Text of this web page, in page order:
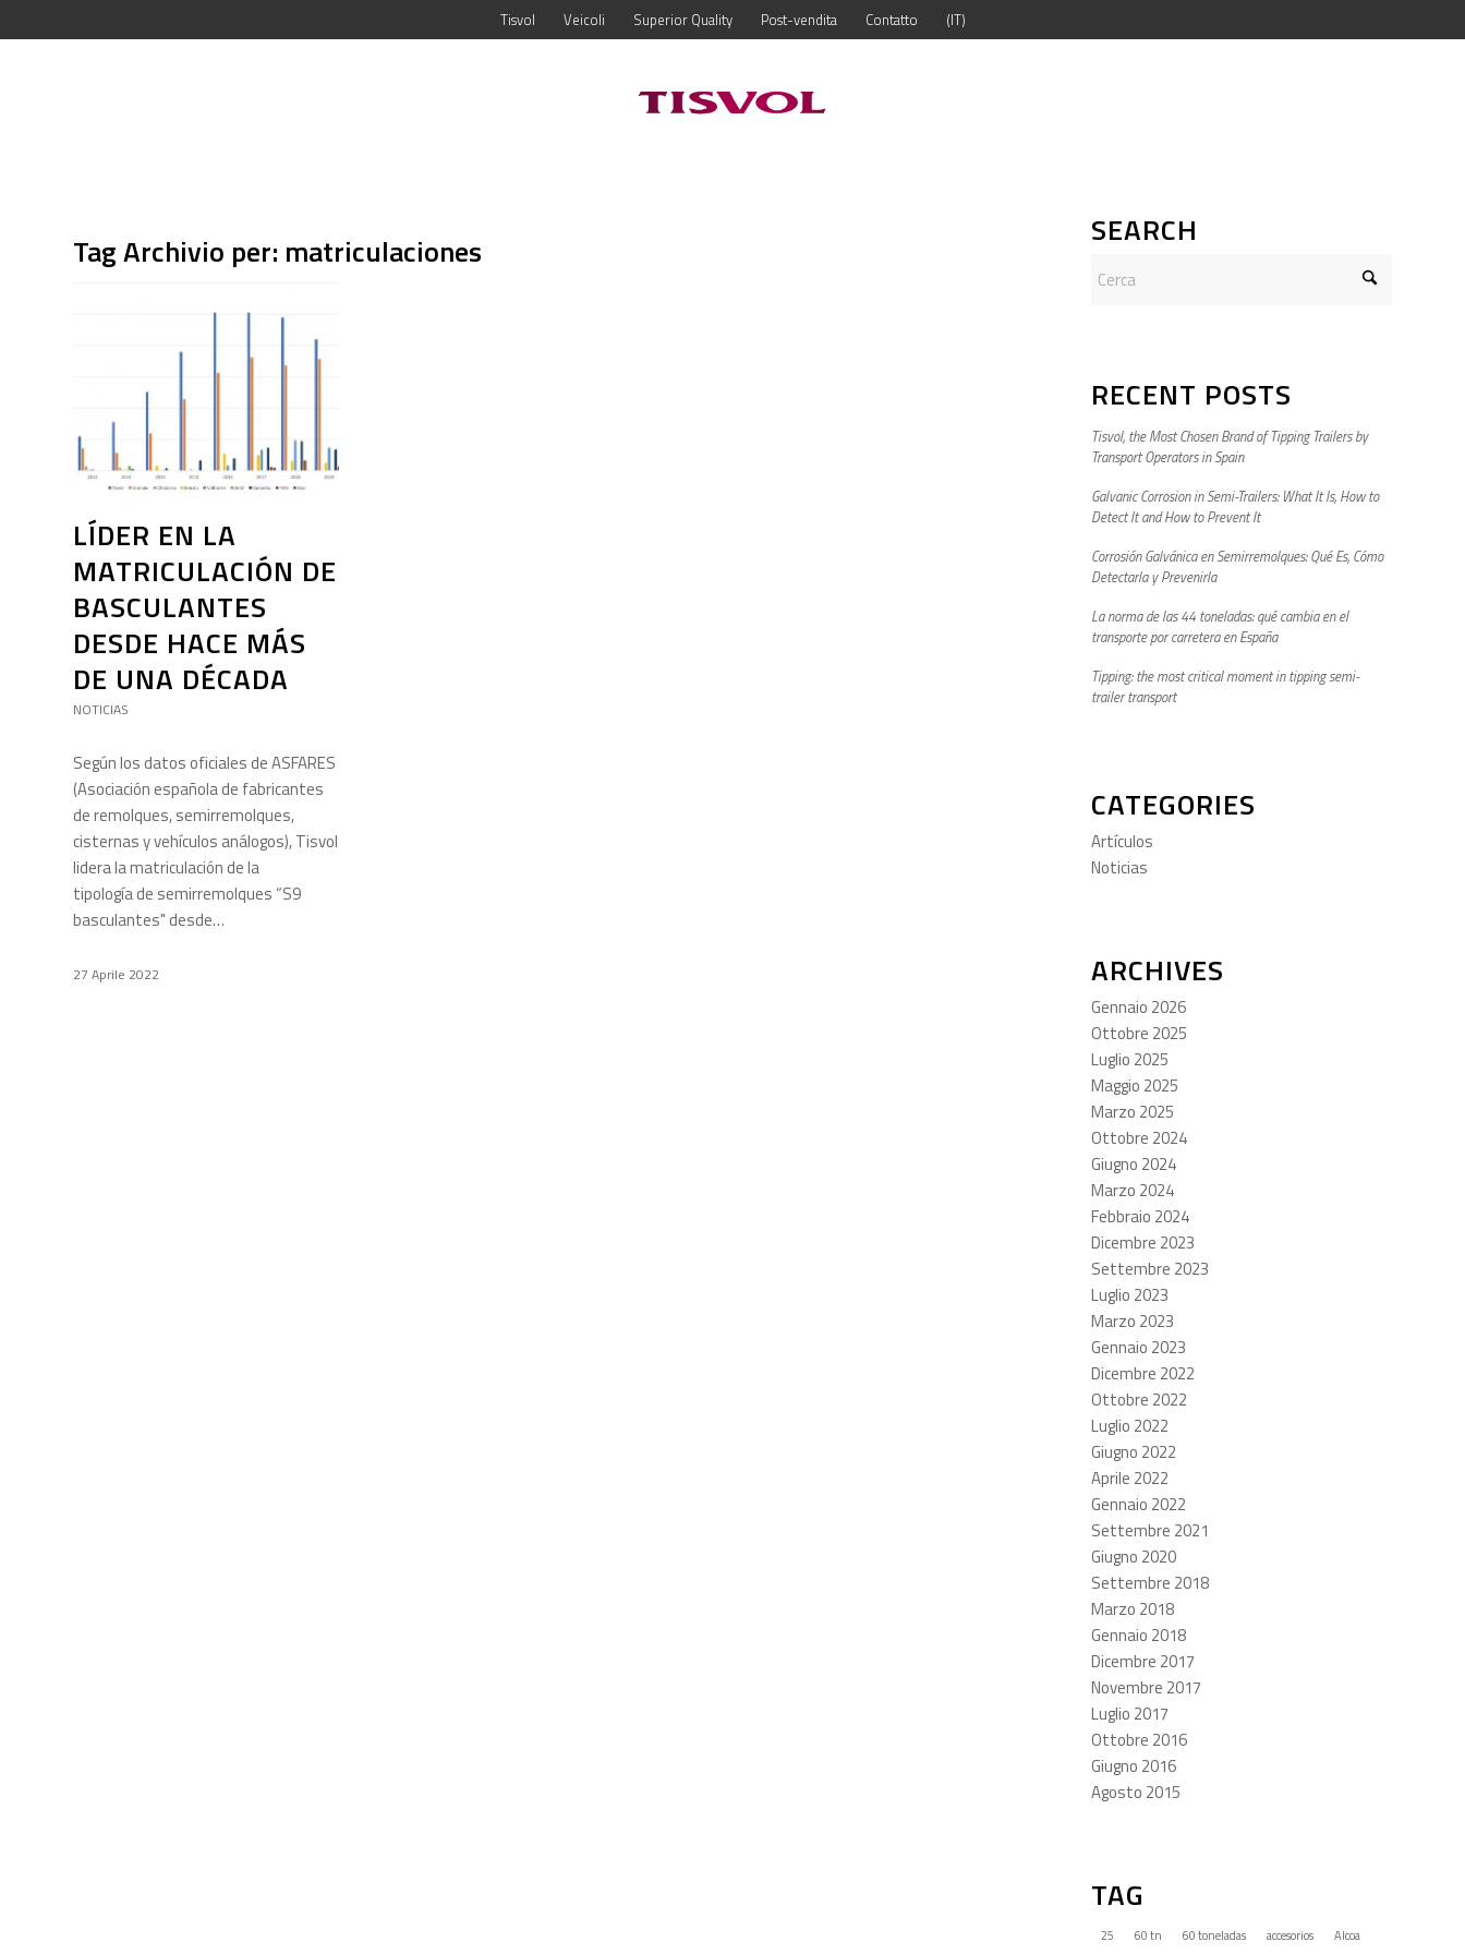
Tisvol Veicoli Superior Quality Post-vendita Contatto IT
Tag Archivio per: matriculaciones
LÍDER EN LA
MATRICULACIÓN DE
BASCULANTES
DESDE HACE MÁS
DE UNA DÉCADA
NOTICIAS
Según los datos oficiales de ASFARES
(Asociación española de fabricantes
de remolques, semirremolques,
cisternas y vehículos análogos), Tisvol
lidera la matriculación de la
tipología de semirremolques “S9
basculantes" desde…
27 Aprile 2022
SEARCH
RECENT POSTS
Tisvol, the Most Chosen Brand of Tipping Trailers by
Transport Operators in Spain
Galvanic Corrosion in Semi-Trailers: What It Is, How to
Detect It and How to Prevent It
Corrosión Galvánica en Semirremolques: Qué Es, Cómo
Detectarla y Prevenirla
La norma de las 44 toneladas: qué cambia en el
transporte por carretera en España
Tipping: the most critical moment in tipping semi-
trailer transport
CATEGORIES
Artículos
Noticias
ARCHIVES
Gennaio 2026
Ottobre 2025
Luglio 2025
Maggio 2025
Marzo 2025
Ottobre 2024
Giugno 2024
Marzo 2024
Febbraio 2024
Dicembre 2023
Settembre 2023
Luglio 2023
Marzo 2023
Gennaio 2023
Dicembre 2022
Ottobre 2022
Luglio 2022
Giugno 2022
Aprile 2022
Gennaio 2022
Settembre 2021
Giugno 2020
Settembre 2018
Marzo 2018
Gennaio 2018
Dicembre 2017
Novembre 2017
Luglio 2017
Ottobre 2016
Giugno 2016
Agosto 2015
TAG
25 60 tn 60 toneladas accesorios
Alcoa